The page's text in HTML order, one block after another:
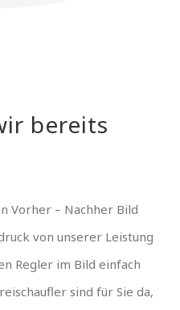
bereits
Vorher – Nachher Bild
von unserer Leistung
Regler im Bild einfach
sind für Sie da,